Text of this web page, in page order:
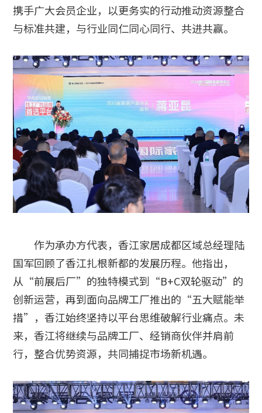
携手广大会员企业，以更务实的行动推动资源整合
与标准共建，与行业同仁同心同行、共进共赢。
作为承办方代表，香江家居成都区域总经理陆
国军回顾了香江扎根新都的发展历程。他指出，
从“前展后厂”的独特模式到“B+C双轮驱动”的
创新运营，再到面向品牌工厂推出的“五大赋能举
措”，香江始终坚持以平台思维破解行业痛点。未
来，香江将继续与品牌工厂、经销商伙伴并肩前
行，整合优势资源，共同捕捉市场新机遇。